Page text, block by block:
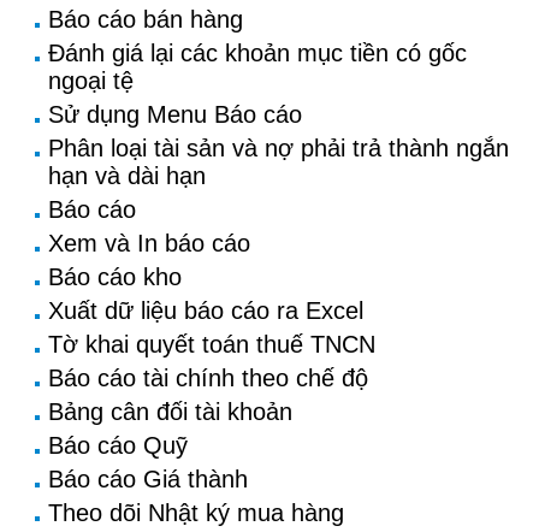
Báo cáo bán hàng
Đánh giá lại các khoản mục tiền có gốc
ngoại tệ
Sử dụng Menu Báo cáo
Phân loại tài sản và nợ phải trả thành ngắn
hạn và dài hạn
Báo cáo
Xem và In báo cáo
Báo cáo kho
Xuất dữ liệu báo cáo ra Excel
Tờ khai quyết toán thuế TNCN
Báo cáo tài chính theo chế độ
Bảng cân đối tài khoản
Báo cáo Quỹ
Báo cáo Giá thành
Theo dõi Nhật ký mua hàng